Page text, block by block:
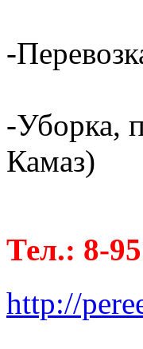
-
-Уборка,
Камаз)
Тел.: 8-
http://